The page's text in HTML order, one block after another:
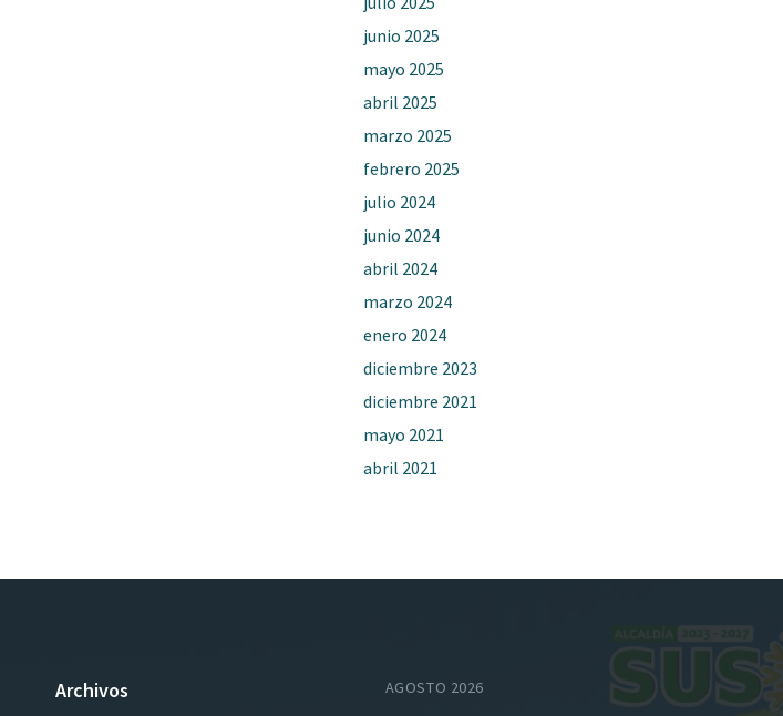
junio 2025
mayo 2025
abril 2025
marzo 2025
febrero 2025
julio 2024
junio 2024
abril 2024
marzo 2024
enero 2024
diciembre 2023
diciembre 2021
mayo 2021
abril 2021
Archivos
AGOSTO 2026